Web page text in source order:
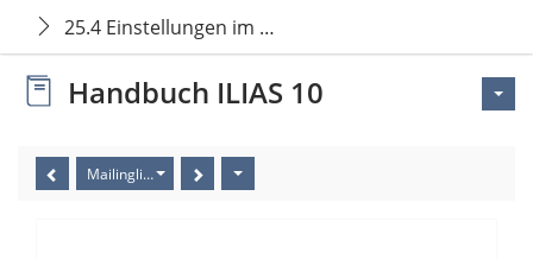
25.4 Einstellungen im Kurs vornehmen
Handbuch ILIAS 10
Mailingliste für Kursteilnehmer